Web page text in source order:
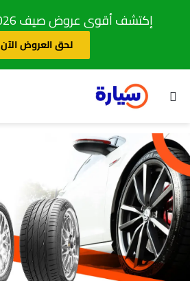
إكتشف أقوى عروض صيف 2026 كاش وتمويل
لحق العروض الآن
بحث عن